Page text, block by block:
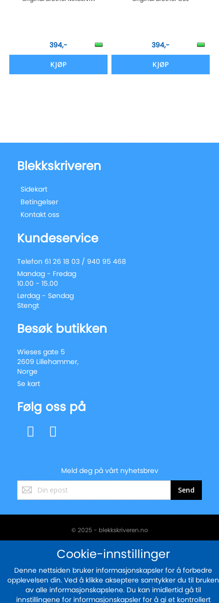
394,-
KJØP
394,-
KJØP
Blekkskriveren
Sidekart
Betingelser
Kontakt oss
Kundeservice
Telefon 61 26 18 03 / 940 95 468
Mandag - Fredag
10.00 - 15.00
Lørdag - Søndag
Stengt
Besøk butikken
Wieses gate 5
2609 Lillehammer,
Norge
Se kart
Følg oss på
Meld deg på vårt nyhetsbrev
Registrer
deg
vårt
Send
© 2025 - blekkskriveren.no
Cookie-innstillinger
Denne nettsiden bruker informasjonskapsler for å forbedre
opplevelsen din. Ved å klikke akseptere samtykker du til bruken
av alle informasjonskapslene. Du kan imidlertid gå til
innstillingene for informasjonskapsler for å gi et kontrollert